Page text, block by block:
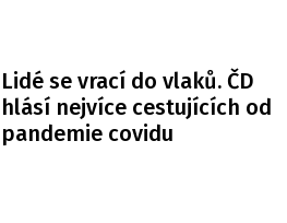
Lidé se vrací do vlaků. ČD
hlásí nejvíce cestujících od
pandemie covidu